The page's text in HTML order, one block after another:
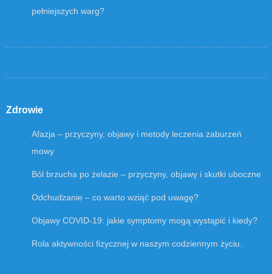
pełniejszych warg?
Zdrowie
Afazja – przyczyny, objawy i metody leczenia zaburzeń
mowy
Ból brzucha po żelazie – przyczyny, objawy i skutki uboczne
Odchudzanie – co warto wziąć pod uwagę?
Objawy COVID-19: jakie symptomy mogą wystąpić i kiedy?
Rola aktywności fizycznej w naszym codziennym życiu.